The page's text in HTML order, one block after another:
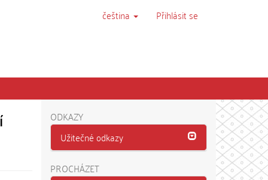
čeština Přihlásit se
ODKAZY
Užitečné odkazy
PROCHÁZET